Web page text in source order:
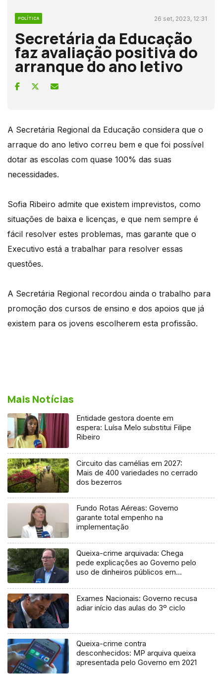
POLÍTICA 26 set, 2023, 12:31
Secretária da Educação
faz avaliação positiva do
arranque do ano letivo
A Secretária Regional da Educação considera que o
arraque do ano letivo correu bem e que foi possível
dotar as escolas com quase 100% das suas
necessidades.
Sofia Ribeiro admite que existem imprevistos, como
situações de baixa e licenças, e que nem sempre é
fácil resolver estes problemas, mas garante que o
Executivo está a trabalhar para resolver essas
questões.
A Secretária Regional recordou ainda o trabalho para
promoção dos cursos de ensino e dos apoios que já
existem para os jovens escolherem esta profissão.
Mais Notícias
Entidade gestora doente em
espera: Luísa Melo substitui Filipe
Ribeiro
Circuito das camélias em 2027:
Mais de 400 variedades no cerrado
dos bezerros
Fundo Rotas Aéreas: Governo
garante total empenho na
implementação
Queixa-crime arquivada: Chega
pede explicações ao Governo pelo
uso de dinheiros públicos em
Exames Nacionais: Governo recusa
adiar início das aulas do 3º ciclo
Queixa-crime contra
desconhecidos: MP arquiva queixa
apresentada pelo Governo em 2021